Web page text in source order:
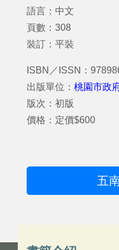
語言：中文
頁數：308
裝訂：平裝
ISBN／ISSN：
出版單位： 桃園市政
版次：初版
價格：定價$600
五